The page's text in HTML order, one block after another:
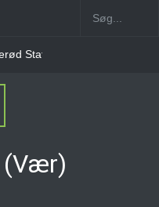
Station
(Vær)